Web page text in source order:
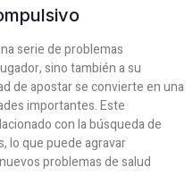
serie de problemas
sino también a su
de apostar se convierte en una
importantes. Este
con la búsqueda de
lo que puede agravar
problemas de salud